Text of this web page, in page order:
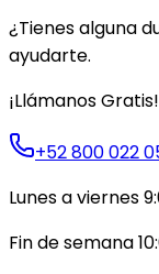
¿Tienes alguna
ayudarte.
¡Llámanos Gratis!
+52 800 022
Lunes a viernes
Fin de semana